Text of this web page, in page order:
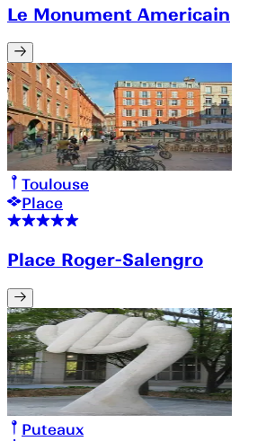
Le Monument Americain
Toulouse
Place
Place Roger-Salengro
Puteaux